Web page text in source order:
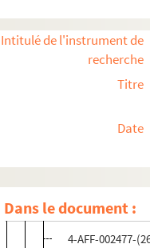
Intitulé de l'instrument de
recherche
Titre
Date
Dans le document :
4-AFF-002477-
4-AFF-002477-
4-AFF-002477-
4-AFF-002477-
4-AFF-002477-
4-AFF-002477-
4-AFF-002477-
4-AFF-002477-